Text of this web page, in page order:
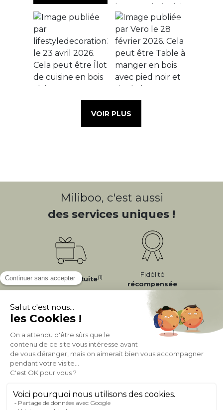
VOIR PLUS
Miliboo, c'est aussi
des services uniques !
LivraisonGratuite(1)
Fidélité
récompensée
Expéditionen
24/72h
Appelez-nous Au
050 92 00 74